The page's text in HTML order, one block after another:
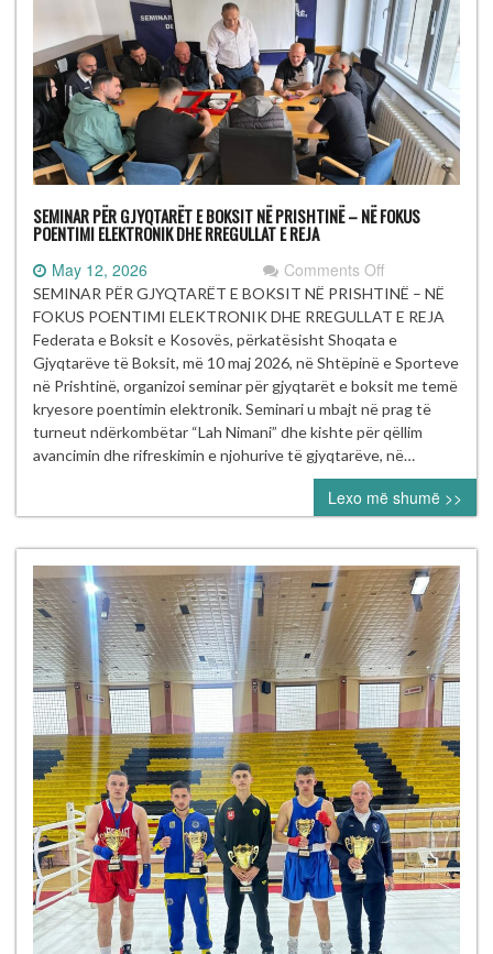
SEMINAR PËR GJYQTARËT E BOKSIT NË PRISHTINË – NË FOKUS
POENTIMI ELEKTRONIK DHE RREGULLAT E REJA
May 12, 2026 Comments Offon
SEMINAR
PËR
GJYQTARËT
E
BOKSIT
NË
PRISHTINË
–
NË
FOKUS
POENTIMI
ELEKTRONIK
DHE
RREGULLAT
E
REJA
SEMINAR PËR GJYQTARËT E BOKSIT NË PRISHTINË – NË
FOKUS POENTIMI ELEKTRONIK DHE RREGULLAT E REJA
Federata e Boksit e Kosovës, përkatësisht Shoqata e
Gjyqtarëve të Boksit, më 10 maj 2026, në Shtëpinë e Sporteve
në Prishtinë, organizoi seminar për gjyqtarët e boksit me temë
kryesore poentimin elektronik. Seminari u mbajt në prag të
turneut ndërkombëtar “Lah Nimani” dhe kishte për qëllim
avancimin dhe rifreskimin e njohurive të gjyqtarëve, në…
Lexo më shumë >>